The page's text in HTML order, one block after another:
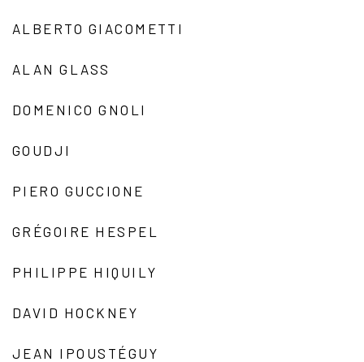
ALBERTO GIACOMETTI
ALAN GLASS
DOMENICO GNOLI
GOUDJI
PIERO GUCCIONE
GRÉGOIRE HESPEL
PHILIPPE HIQUILY
DAVID HOCKNEY
JEAN IPOUSTÉGUY